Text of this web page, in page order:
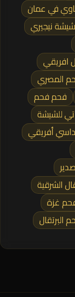
في عمان
نيجيري
افريقي
المصري
فحم فحم
للشيشة
أفريقي
الشرقية
غزة
البرتقال